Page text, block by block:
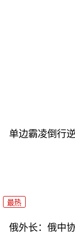
单边霸凌倒行
最热
俄外长：俄中